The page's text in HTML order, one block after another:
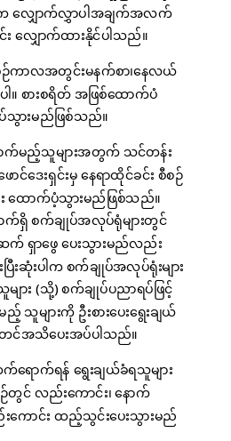
က လျှောက်လွှာပါအချက်အလက်
း လျှောက်ထားနိုင်ပါသည်။
ကာလအတွင်းမနက်စာ၊နေလယ်
။ စားစရိတ် အဖြစ်ထောက်ပံ
သွားမည်ဖြစ်သည်။
က်မည့်သူများအတွက် သင်တန်း
င်ဒေးရှင်းမှ နေရာထိုင်ခင်း စီစဉ်
း ထောက်ပံ့သွားမည်ဖြစ်သည်။
က်ရှိ စက်ချုပ်အလုပ်ရုံများတွင်
ရှာဖွေ ပေးသွားမည်လည်း
းဆုံးပါက စက်ချုပ်အလုပ်ရုံးများ
ား (သို့) စက်ချုပ်ပညာရပ်ဖြင့်
သူများကို ဦးစားပေးရွေးချယ်
တင်အသိပေးအပ်ပါသည်။
ောက်ရန် ရွေးချယ်ခံရသူများ
င် လည်းကောင်း၊ နောက်
ောင်း ထည့်သွင်းပေးသွားမည်